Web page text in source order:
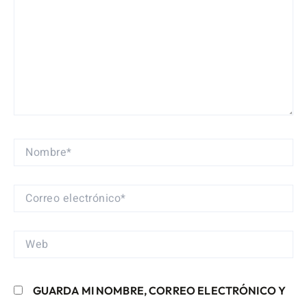
NOMBRE*
CORREO
WEB
GUARDA MI NOMBRE, CORREO ELECTRÓNICO Y